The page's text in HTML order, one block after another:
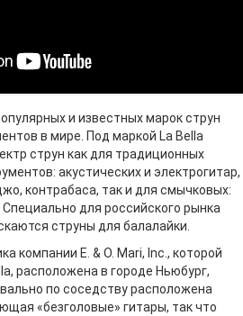
и известных марок струн
в мире. Под маркой La Bella
струн как для традиционных
акустических и электрогитар,
контрабаса, так и для смычковых:
Специально для российского рынка
струны для балалайки.
компании E. & O. Mari, Inc., которой
расположена в городе Ньюбург,
по соседству расположена
«безголовые» гитары, так что